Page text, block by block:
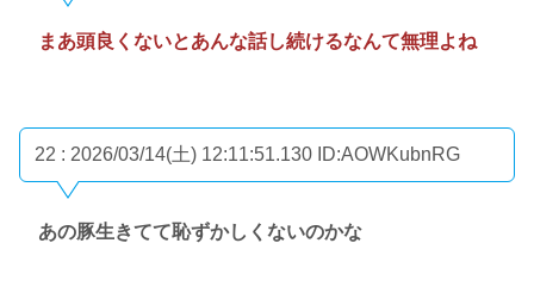
まあ頭良くないとあんな話し続けるなんて無理よね
22 : 2026/03/14(土) 12:11:51.130 ID:AOWKubnRG
あの豚生きてて恥ずかしくないのかな